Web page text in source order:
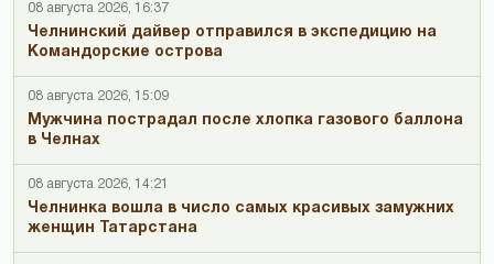
08 августа 2026, 16:37
Челнинский дайвер отправился в экспедицию на
Командорские острова
08 августа 2026, 15:09
Мужчина пострадал после хлопка газового баллона
в Челнах
08 августа 2026, 14:21
Челнинка вошла в число самых красивых замужних
женщин Татарстана